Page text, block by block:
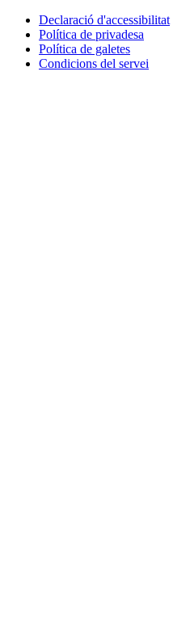
Declaració d'accessibilitat
Política de privadesa
Política de galetes
Condicions del servei